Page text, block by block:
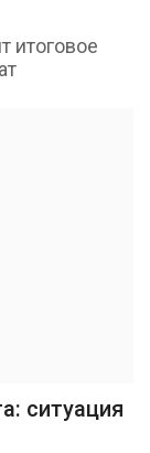
итоговое
ситуация